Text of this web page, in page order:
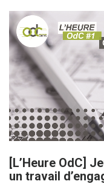
[L’Heure OdC]
un travail